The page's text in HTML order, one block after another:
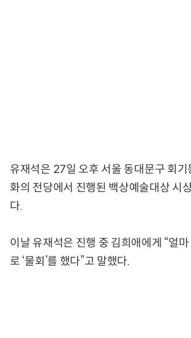
유재석은 27일 오후 서울 동대문구 회기
화의 전당에서 진행된 백상예술대상 시
다.
이날 유재석은 진행 중 김희애에게 “얼마
로 ‘물회’를 했다”고 말했다.